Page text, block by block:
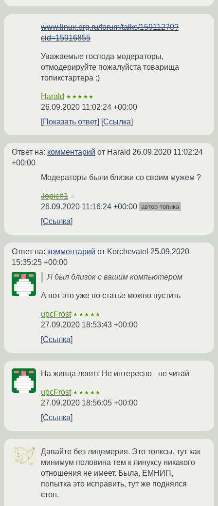
www.linux.org.ru/forum/talks/15911270?
cid=15916855
Уважаемые господа модераторы,
отмодерируйте пожалуйста товарища
топикстартера :)
Harald ★★★★★
26.09.2020 11:02:24 +00:00
Показать ответ
Ссылка
Ответ на: комментарий от Harald 26.09.2020 11:02:24
+00:00
Модераторы были близки со своим мужем ?
Jopich1 ☆
26.09.2020 11:16:24 +00:00 автор топика
Ссылка
Ответ на: комментарий от Korchevatel 25.09.2020
15:35:25 +00:00
Я был близок с вашим компьютером
А вот это уже по статье можно пустить
upcFrost ★★★★★
27.09.2020 18:53:43 +00:00
Ссылка
На живца ловят. Не интересно - не читай
upcFrost ★★★★★
27.09.2020 18:56:05 +00:00
Ссылка
Давайте без лицемерия. Это толксы, тут как
минимум половина тем к линуксу никакого
отношения не имеет. Была, ЕМНИП,
попытка это исправить, тут же поднялся
стон.